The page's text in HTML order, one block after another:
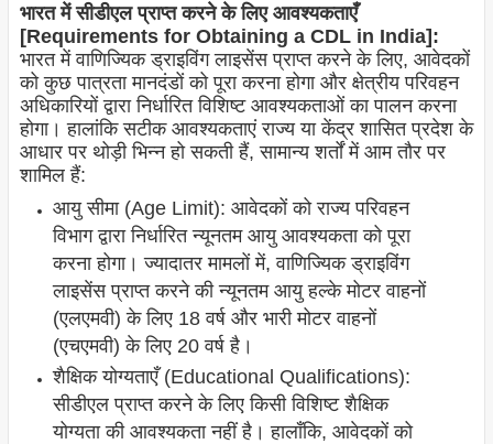
भारत में सीडीएल प्राप्त करने के लिए आवश्यकताएँ
[Requirements for Obtaining a CDL in India]:
भारत में वाणिज्यिक ड्राइविंग लाइसेंस प्राप्त करने के लिए, आवेदकों
को कुछ पात्रता मानदंडों को पूरा करना होगा और क्षेत्रीय परिवहन
अधिकारियों द्वारा निर्धारित विशिष्ट आवश्यकताओं का पालन करना
होगा। हालांकि सटीक आवश्यकताएं राज्य या केंद्र शासित प्रदेश के
आधार पर थोड़ी भिन्न हो सकती हैं, सामान्य शर्तों में आम तौर पर
शामिल हैं:
आयु सीमा (Age Limit): आवेदकों को राज्य परिवहन
विभाग द्वारा निर्धारित न्यूनतम आयु आवश्यकता को पूरा
करना होगा। ज्यादातर मामलों में, वाणिज्यिक ड्राइविंग
लाइसेंस प्राप्त करने की न्यूनतम आयु हल्के मोटर वाहनों
(एलएमवी) के लिए 18 वर्ष और भारी मोटर वाहनों
(एचएमवी) के लिए 20 वर्ष है।
शैक्षिक योग्यताएँ (Educational Qualifications):
सीडीएल प्राप्त करने के लिए किसी विशिष्ट शैक्षिक
योग्यता की आवश्यकता नहीं है। हालाँकि, आवेदकों को